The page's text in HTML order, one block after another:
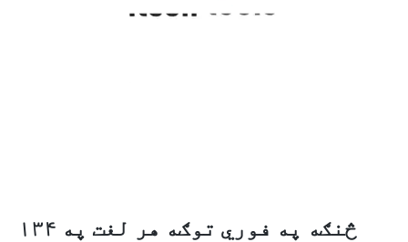
څنګه په فوري توګه هر لغت په ۱۳۴